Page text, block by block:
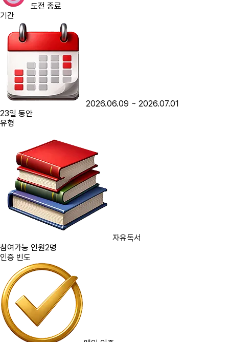
도전 종료
기간
2026.06.09 ~ 2026.07.01
23일 동안
유형
자유독서
참여가능 인원2명
인증 빈도